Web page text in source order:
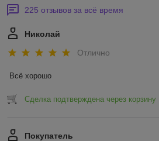
225 отзывов за всё время
Николай
Отлично
Всё хорошо
Сделка подтверждена через корзину
Покупатель